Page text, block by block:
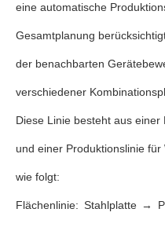
eine automatische
Gesamtplanung
der benachbarten
verschiedener
Diese Linie besteht aus
und einer Produktionslinie
wie folgt:
Flächenlinie: Stahlplatte →